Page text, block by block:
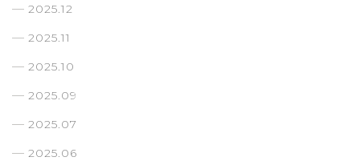
2025.12
2025.11
2025.10
2025.09
2025.07
2025.06